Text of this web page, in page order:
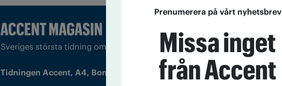
Sveriges största tidning om droger och nykterhet
Tidningen Accent, A4, Bondegatan 21, 116 33 Stockholm
Prenumerera på vårt nyhetsbrev
Missa inget
från Accent